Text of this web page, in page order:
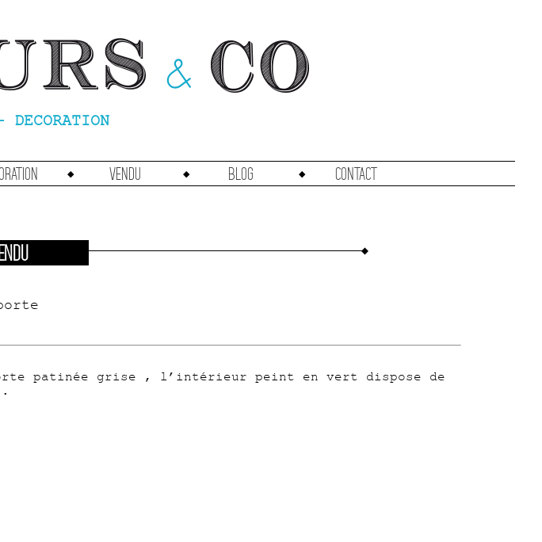
DECORATION
vendu Blog Contact
patinée grise , l’intérieur peint en vert dispose de